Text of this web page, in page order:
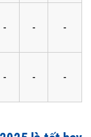
- - -
- - -